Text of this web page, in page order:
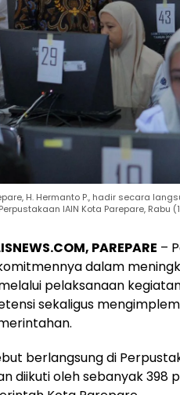
H. Hermanto P., hadir secara
IAIN Kota Parepare, Rabu
PAREPARE –
dalam
pelaksanaan
sekaligus
berlangsung di
diikuti oleh sebanyak